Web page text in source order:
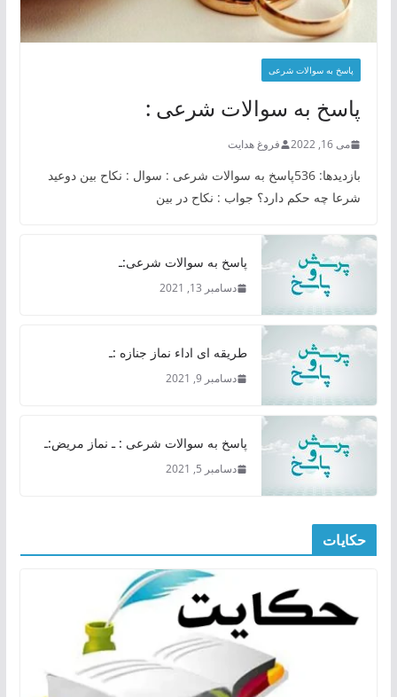
پاسخ به سوالات شرعی
پاسخ به سوالات شرعی :
می 16, 2022 فروغ هدایت
بازدیدها: 536پاسخ به سوالات شرعی : سوال : نکاح بین دوعید
شرعا چه حکم دارد؟ جواب : نکاح در بین
پاسخ به سوالات شرعی:ـ
دسامبر 13, 2021
طریقه ای اداء نماز جنازه :ـ
دسامبر 9, 2021
پاسخ به سوالات شرعی : ـ نماز مریض:ـ
دسامبر 5, 2021
حکایات